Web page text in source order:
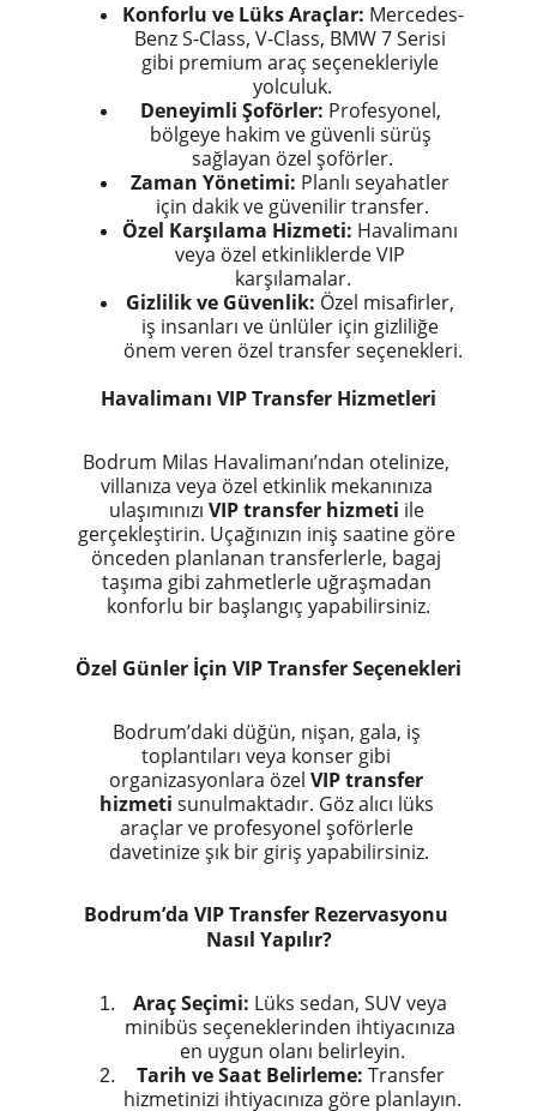
Konforlu ve Lüks Araçlar: Mercedes-
Benz S-Class, V-Class, BMW 7 Serisi
gibi premium araç seçenekleriyle
yolculuk.
Deneyimli Şoförler: Profesyonel,
bölgeye hakim ve güvenli sürüş
sağlayan özel şoförler.
Zaman Yönetimi: Planlı seyahatler
için dakik ve güvenilir transfer.
Özel Karşılama Hizmeti: Havalimanı
veya özel etkinliklerde VIP
karşılamalar.
Gizlilik ve Güvenlik: Özel misafirler,
iş insanları ve ünlüler için gizliliğe
önem veren özel transfer seçenekleri.
Havalimanı VIP Transfer Hizmetleri
Bodrum Milas Havalimanı’ndan otelinize,
villanıza veya özel etkinlik mekanınıza
ulaşımınızı VIP transfer hizmeti ile
gerçekleştirin. Uçağınızın iniş saatine göre
önceden planlanan transferlerle, bagaj
taşıma gibi zahmetlerle uğraşmadan
konforlu bir başlangıç yapabilirsiniz.
Özel Günler İçin VIP Transfer Seçenekleri
Bodrum’daki düğün, nişan, gala, iş
toplantıları veya konser gibi
organizasyonlara özel VIP transfer
hizmeti sunulmaktadır. Göz alıcı lüks
araçlar ve profesyonel şoförlerle
davetinize şık bir giriş yapabilirsiniz.
Bodrum’da VIP Transfer Rezervasyonu
Nasıl Yapılır?
Araç Seçimi: Lüks sedan, SUV veya
minibüs seçeneklerinden ihtiyacınıza
en uygun olanı belirleyin.
Tarih ve Saat Belirleme: Transfer
hizmetinizi ihtiyacınıza göre planlayın.